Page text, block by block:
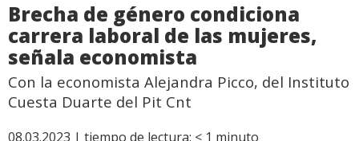
Brecha de género condiciona
carrera laboral de las mujeres,
señala economista
Con la economista Alejandra Picco, del Instituto
Cuesta Duarte del Pit Cnt
08.03.2023 | tiempo de lectura: < 1 minuto